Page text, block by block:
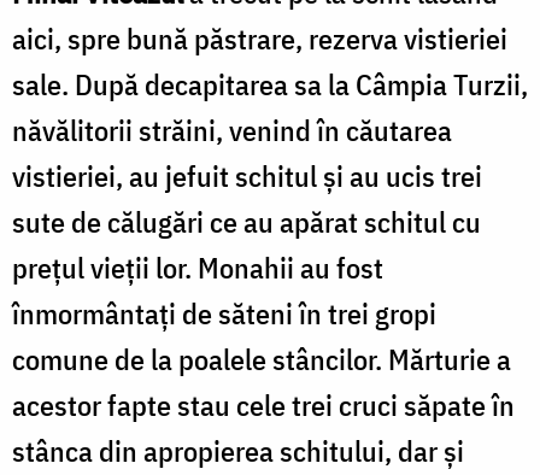
aici, spre bună păstrare, rezerva vistieriei
sale. După decapitarea sa la Câmpia Turzii,
năvălitorii străini, venind în căutarea
vistieriei, au jefuit schitul și au ucis trei
sute de călugări ce au apărat schitul cu
prețul vieții lor. Monahii au fost
înmormântaţi de săteni în trei gropi
comune de la poalele stâncilor. Mărturie a
acestor fapte stau cele trei cruci săpate în
stânca din apropierea schitului, dar şi